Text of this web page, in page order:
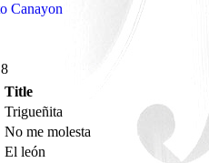
Canayon
8
Title
Trigueñita
No me molesta
El león